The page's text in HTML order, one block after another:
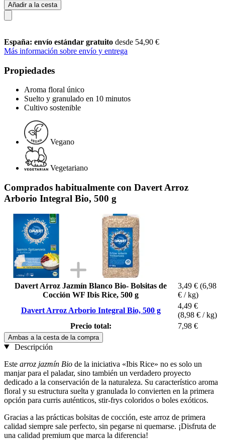
Añadir a la cesta
España: envío estándar gratuito desde 54,90 €
Más información sobre envío y entrega
Propiedades
Aroma floral único
Suelto y granulado en 10 minutos
Cultivo sostenible
Vegano
Vegetariano
Comprados habitualmente con Davert Arroz
Arborio Integral Bio, 500 g
Davert Arroz Jazmín Blanco Bio- Bolsitas de
Cocción WF Ibis Rice, 500 g
3,49 € (6,98
€ / kg)
Davert Arroz Arborio Integral Bio, 500 g
4,49 €
(8,98 € / kg)
Precio total:
7,98 €
Ambas a la cesta de la compra
Descripción
Este arroz jazmín Bio de la iniciativa «Ibis Rice» no es solo un
manjar para el paladar, sino también un verdadero proyecto
dedicado a la conservación de la naturaleza. Su característico aroma
floral y su estructura suelta y granulada lo convierten en la primera
opción para curris auténticos, stir-frys coloridos o boles exóticos.
Gracias a las prácticas bolsitas de cocción, este arroz de primera
calidad siempre sale perfecto, sin pegarse ni quemarse. ¡Disfruta de
una calidad premium que marca la diferencia!